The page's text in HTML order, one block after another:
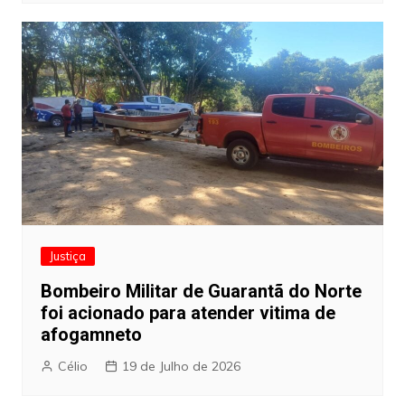
Justiça
Bombeiro Militar de Guarantã do Norte
foi acionado para atender vitima de
afogamneto
Célio 19 de Julho de 2026